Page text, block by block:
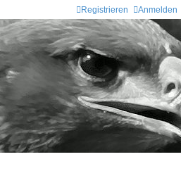
Anmelden
Registrieren